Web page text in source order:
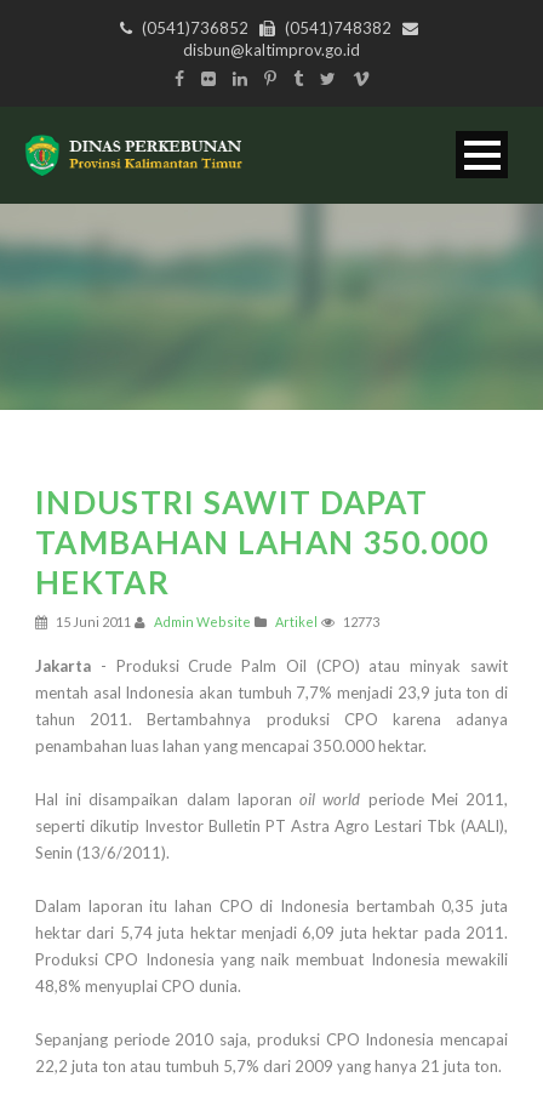
(0541)736852
(0541)748382
disbun@kaltimprov.go.id
INDUSTRI SAWIT DAPAT
TAMBAHAN LAHAN 350.000
HEKTAR
15 Juni 2011 Admin Website Artikel 12773
Jakarta - Produksi Crude Palm Oil (CPO) atau minyak sawit
mentah asal Indonesia akan tumbuh 7,7% menjadi 23,9 juta ton di
tahun 2011. Bertambahnya produksi CPO karena adanya
penambahan luas lahan yang mencapai 350.000 hektar.
Hal ini disampaikan dalam laporanoil world periode Mei 2011,
seperti dikutip Investor Bulletin PT Astra Agro Lestari Tbk (AALI),
Senin (13/6/2011).
Dalam laporan itu lahan CPO di Indonesia bertambah 0,35 juta
hektar dari 5,74 juta hektar menjadi 6,09 juta hektar pada 2011.
Produksi CPO Indonesia yang naik membuat Indonesia mewakili
48,8% menyuplai CPO dunia.
Sepanjang periode 2010 saja, produksi CPO Indonesia mencapai
22,2 juta ton atau tumbuh 5,7% dari 2009 yang hanya 21 juta ton.